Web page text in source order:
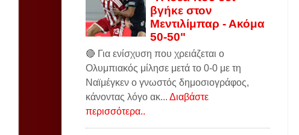
βγήκε στον
Μεντιλίμπαρ - Ακόμα
50-50"
🔴 Για ενίσχυση που χρειάζεται ο
Ολυμπιακός μίλησε μετά το 0-0 με τη
Ναϊμέγκεν ο γνωστός δημοσιογράφος,
κάνοντας λόγο ακ... Διαβάστε
περισσότερα..